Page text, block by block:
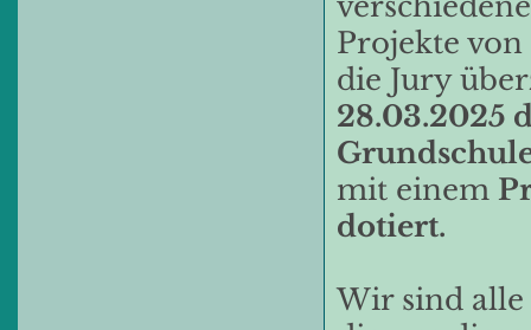
Projekte
die Jury
28.03.2025
mit einem
dotiert.
Wir sind alle